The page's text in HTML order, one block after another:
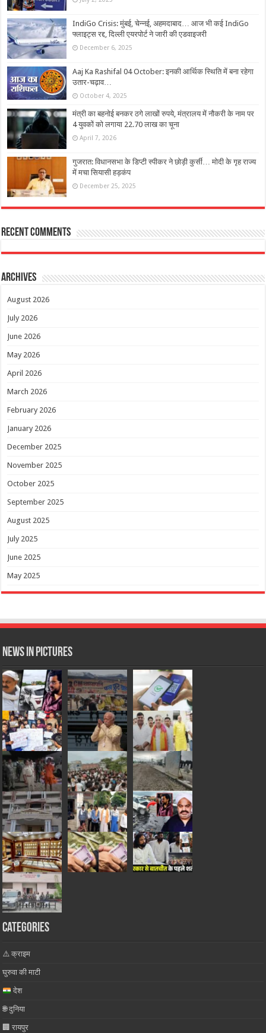
IndiGo Crisis: मुंबई, चेन्नई, अहमदाबाद… आज भी कई IndiGo
फ्लाइट्स रद्द, दिल्ली एयरपोर्ट ने जारी की एडवाइजरी
December 6, 2025
Aaj Ka Rashifal 04 October: इनकी आर्थिक स्थिति में बना रहेगा
उतार-चढ़ाव…
October 4, 2025
मंत्री का बहनोई बनकर ठगे लाखों रुपये, मंत्रालय में नौकरी के नाम पर
4 युवकों को लगाया 22.70 लाख का चूना
April 7, 2026
गुजरात: विधानसभा के डिप्टी स्पीकर ने छोड़ी कुर्सी… मोदी के गृह राज्य
में मचा सियासी हड़कंप
December 25, 2025
Recent Comments
Archives
August 2026
July 2026
June 2026
May 2026
April 2026
March 2026
February 2026
January 2026
December 2025
November 2025
October 2025
September 2025
August 2025
July 2025
June 2025
May 2025
News in Pictures
Categories
⚠️ क्राइम
घुरुवा की माटी
देश
🌐 दुनिया
🏢 रायपुर